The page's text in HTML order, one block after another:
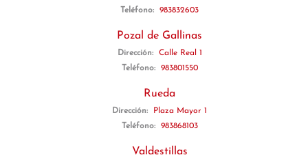
Teléfono:
983832603
Pozal de Gallinas
Dirección:
Calle Real 1
Teléfono:
983801550
Rueda
Dirección:
Plaza Mayor 1
Teléfono:
983868103
Valdestillas